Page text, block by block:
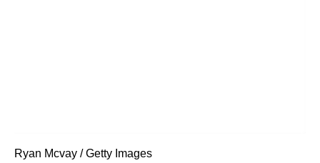
Ryan Mcvay / Getty Images